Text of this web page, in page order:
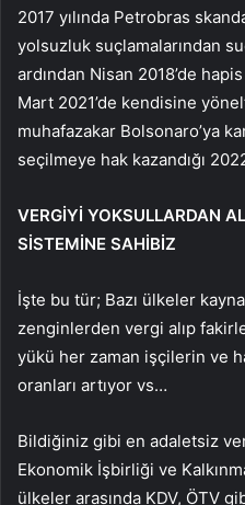
2017 yılında Petrobras
yolsuzluk suçlamalarından
ardından Nisan 2018’de
Mart 2021’de kendisine
muhafazakar Bolsonaro’ya
seçilmeye hak kazandığı
VERGİYİ YOKSULLARDAN
SİSTEMİNE SAHİBİZ
İşte bu tür; Bazı ülkeler
zenginlerden vergi alıp
yükü her zaman işçilerin ve
oranları artıyor vs…
Bildiğiniz gibi en adaletsiz
Ekonomik İşbirliği ve
ülkeler arasında KDV, ÖTV